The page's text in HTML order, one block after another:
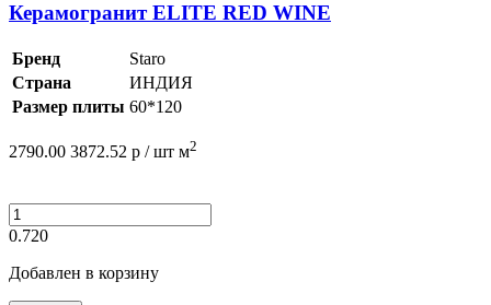
Керамогранит ELITE RED WINE
Бренд
Staro
Страна
ИНДИЯ
Размер плиты 60*120
2790.00 3872.52 р / шт м2
0.720
Добавлен в корзину